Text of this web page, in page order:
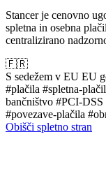
Stancer je cenovno
spletna in osebna
centralizirano
🇫🇷
S sedežem v EU EU
#plačila #spletna-
bančništvo #PCI-DSS
#povezave-plačila
Obišči spletno stran